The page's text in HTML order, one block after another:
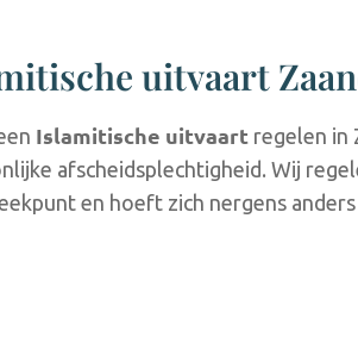
uitvaart
Islamitische uitvaart regelen in
afscheidsplechtigheid. Wij
en hoeft zich nergens